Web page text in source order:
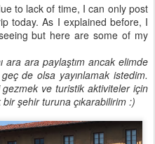
to lack of time, I can only post
today. As I explained before, I
but here are some of my
ara ara paylaştım ancak elimde
de olsa yayınlamak istedim.
gezmek ve turistik aktiviteler için
şehir turuna çıkarabilirim :)